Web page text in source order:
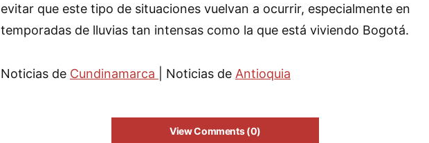
evitar que este tipo de situaciones vuelvan a ocurrir, especialmente en
temporadas de lluvias tan intensas como la que está viviendo Bogotá.
Noticias de Cundinamarca | Noticias de Antioquia
View Comments (0)